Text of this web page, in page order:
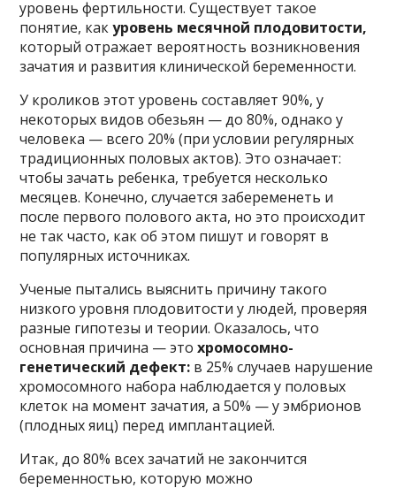
уровень фертильности. Существует такое
понятие, какуровень месячной плодовитости,
который отражает вероятность возникновения
зачатия и развития клинической беременности.
У кроликов этот уровень составляет 90%, у
некоторых видов обезьян — до 80%, однако у
человека — всего 20% (при условии регулярных
традиционных половых актов). Это означает:
чтобы зачать ребенка, требуется несколько
месяцев. Конечно, случается забеременеть и
после первого полового акта, но это происходит
не так часто, как об этом пишут и говорят в
популярных источниках.
Ученые пытались выяснить причину такого
низкого уровня плодовитости у людей, проверяя
разные гипотезы и теории. Оказалось, что
основная причина — этохромосомно-
генетический дефект: в 25% случаев нарушение
хромосомного набора наблюдается у половых
клеток на момент зачатия, а 50% — у эмбрионов
(плодных яиц) перед имплантацией.
Итак, до 80% всех зачатий не закончится
беременностью, которую можно